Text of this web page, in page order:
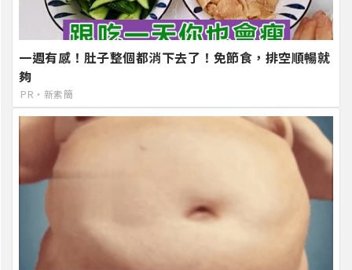
一週有感！肚子整個都消下去了！免節食，排空順暢就
夠
PR・新素簡